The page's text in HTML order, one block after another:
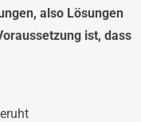
also Lösungen
ist, dass